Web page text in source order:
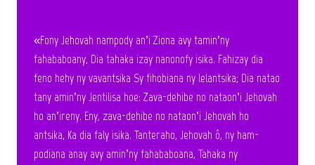
«Fony Jehovah nampody an’i Ziona avy tamin’ny
fahababoany, Dia tahaka izay nanonofy isika. Fahizay dia
feno hehy ny vavantsika Sy fihobiana ny lelantsika; Dia natao
tany amin’ny Jentilisa hoe: Zava-dehibe no nataon’i Jehovah
ho an’ireny. Eny, zava-dehibe no nataon’i Jehovah ho
antsika, Ka dia faly isika. Tanteraho, Jehovah ô, ny ham-
podiana anay avy amin’ny fahababoana, Tahaka ny